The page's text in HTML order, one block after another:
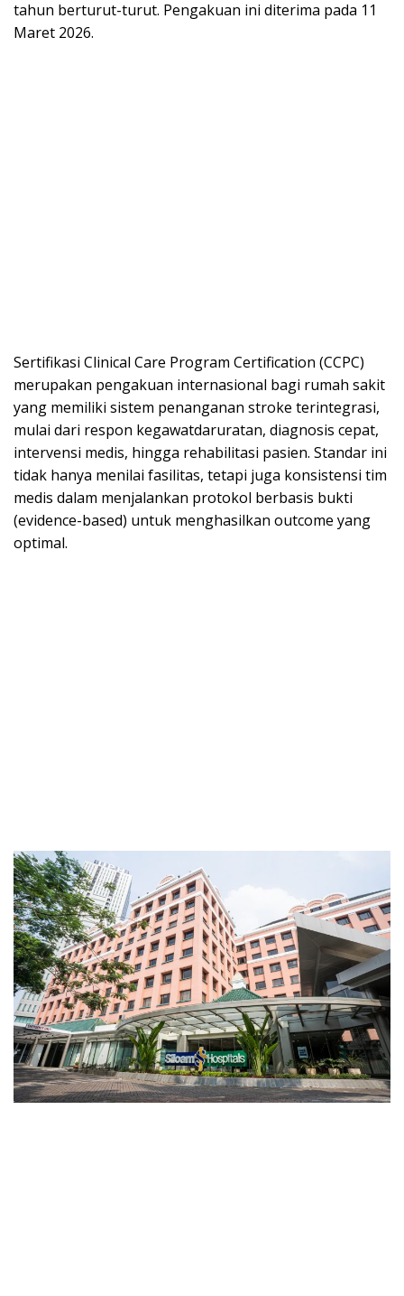
tahun berturut-turut. Pengakuan ini diterima pada 11
Maret 2026.
Sertifikasi Clinical Care Program Certification (CCPC)
merupakan pengakuan internasional bagi rumah sakit
yang memiliki sistem penanganan stroke terintegrasi,
mulai dari respon kegawatdaruratan, diagnosis cepat,
intervensi medis, hingga rehabilitasi pasien. Standar ini
tidak hanya menilai fasilitas, tetapi juga konsistensi tim
medis dalam menjalankan protokol berbasis bukti
(evidence-based) untuk menghasilkan outcome yang
optimal.